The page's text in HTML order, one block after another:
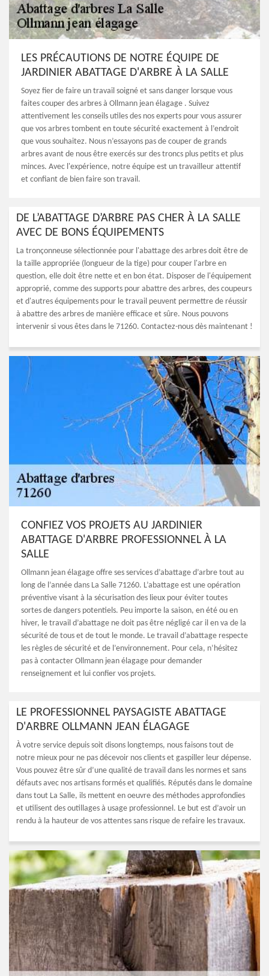
LES PRÉCAUTIONS DE NOTRE ÉQUIPE DE
JARDINIER ABATTAGE D'ARBRE À LA SALLE
Soyez fier de faire un travail soigné et sans danger lorsque vous
faites couper des arbres à Ollmann jean élagage . Suivez
attentivement les conseils utiles des nos experts pour vous assurer
que vos arbres tombent en toute sécurité exactement à l’endroit
que vous souhaitez. Nous n’essayons pas de couper de grands
arbres avant de nous être exercés sur des troncs plus petits et plus
minces. Avec l'expérience, notre équipe est un travailleur attentif
et confiant de bien faire son travail.
DE L’ABATTAGE D’ARBRE PAS CHER À LA SALLE
AVEC DE BONS ÉQUIPEMENTS
La tronçonneuse sélectionnée pour l'abattage des arbres doit être de
la taille appropriée (longueur de la tige) pour couper l'arbre en
question, elle doit être nette et en bon état. Disposer de l'équipement
approprié, comme des supports pour abattre des arbres, des coupeurs
et d'autres équipements pour le travail peuvent permettre de réussir
à abattre des arbres de manière efficace et sûre. Nous pouvons
intervenir si vous êtes dans le 71260. Contactez-nous dès maintenant !
CONFIEZ VOS PROJETS AU JARDINIER
ABATTAGE D'ARBRE PROFESSIONNEL À LA
SALLE
Ollmann jean élagage offre ses services d’abattage d’arbre tout au
long de l’année dans La Salle 71260. L’abattage est une opération
préventive visant à la sécurisation des lieux pour éviter toutes
sortes de dangers potentiels. Peu importe la saison, en été ou en
hiver, le travail d’abattage ne doit pas être négligé car il en va de la
sécurité de tous et de tout le monde. Le travail d’abattage respecte
les règles de sécurité et de l’environnement. Pour cela, n’hésitez
pas à contacter Ollmann jean élagage pour demander
renseignement et lui confier vos projets.
LE PROFESSIONNEL PAYSAGISTE ABATTAGE
D'ARBRE OLLMANN JEAN ÉLAGAGE
À votre service depuis soit disons longtemps, nous faisons tout de
notre mieux pour ne pas décevoir nos clients et gaspiller leur dépense.
Vous pouvez être sûr d’une qualité de travail dans les normes et sans
défauts avec nos artisans formés et qualifiés. Réputés dans le domaine
dans tout La Salle, ils mettent en oeuvre des méthodes approfondies
et utilisent des outillages à usage professionnel. Le but est d’avoir un
rendu à la hauteur de vos attentes sans risque de refaire les travaux.